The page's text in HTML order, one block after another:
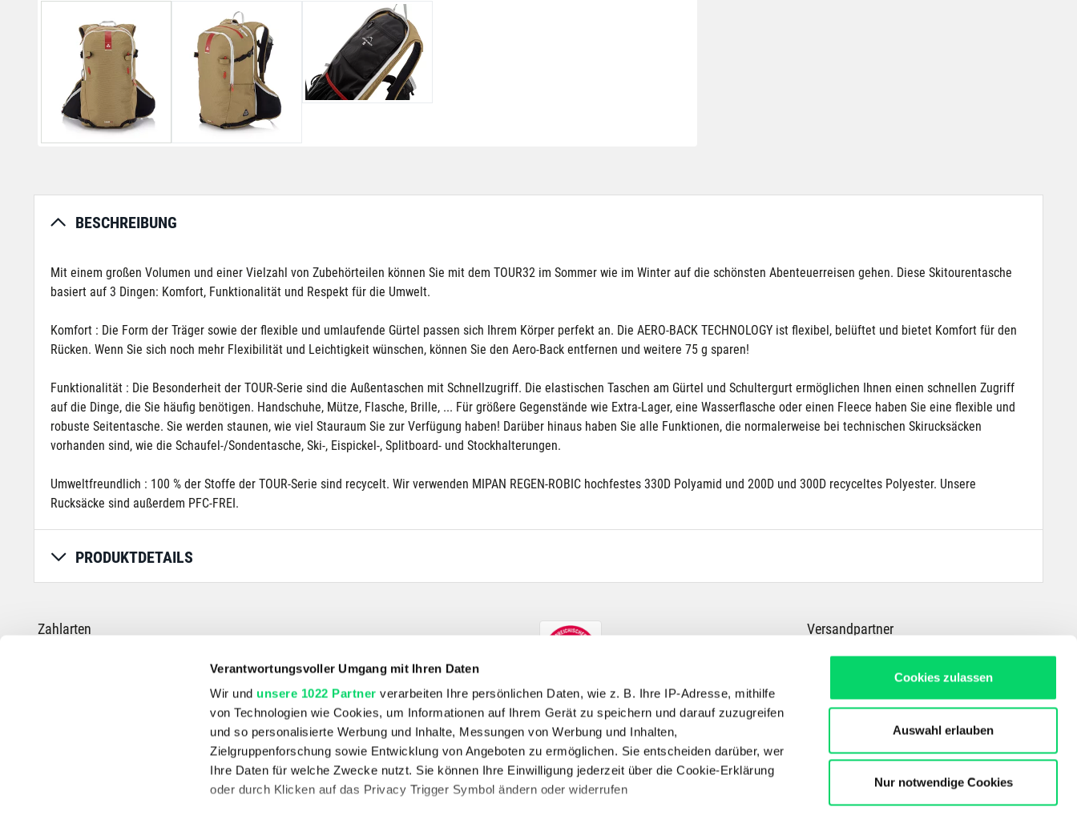
Verantwortungsvoller Umgang mit Ihren Daten
Wir und unsere 1022 Partner verarbeiten Ihre persönlichen Daten, wie z. B. Ihre IP-Adresse, mithilfe
von Technologien wie Cookies, um Informationen auf Ihrem Gerät zu speichern und darauf zuzugreifen
und so personalisierte Werbung und Inhalte, Messungen von Werbung und Inhalten,
Zielgruppenforschung sowie Entwicklung von Angeboten zu ermöglichen. Sie entscheiden darüber, wer
Ihre Daten für welche Zwecke nutzt. Sie können Ihre Einwilligung jederzeit über die Cookie-Erklärung
oder durch Klicken auf das Privacy Trigger Symbol ändern oder widerrufen
Cookies zulassen
Auswahl erlauben
Nur notwendige Cookies
BESCHREIBUNG
Mit einem großen Volumen und einer Vielzahl von Zubehörteilen können Sie mit dem TOUR32 im Sommer wie im Winter auf die schönsten Abenteuerreisen gehen. Diese Skitourentasche
basiert auf 3 Dingen: Komfort, Funktionalität und Respekt für die Umwelt.
Komfort : Die Form der Träger sowie der flexible und umlaufende Gürtel passen sich Ihrem Körper perfekt an. Die AERO-BACK TECHNOLOGY ist flexibel, belüftet und bietet Komfort für den
Rücken. Wenn Sie sich noch mehr Flexibilität und Leichtigkeit wünschen, können Sie den Aero-Back entfernen und weitere 75 g sparen!
Funktionalität : Die Besonderheit der TOUR-Serie sind die Außentaschen mit Schnellzugriff. Die elastischen Taschen am Gürtel und Schultergurt ermöglichen Ihnen einen schnellen Zugriff
auf die Dinge, die Sie häufig benötigen. Handschuhe, Mütze, Flasche, Brille, ... Für größere Gegenstände wie Extra-Lager, eine Wasserflasche oder einen Fleece haben Sie eine flexible und
robuste Seitentasche. Sie werden staunen, wie viel Stauraum Sie zur Verfügung haben! Darüber hinaus haben Sie alle Funktionen, die normalerweise bei technischen Skirucksäcken
vorhanden sind, wie die Schaufel-/Sondentasche, Ski-, Eispickel-, Splitboard- und Stockhalterungen.
Umweltfreundlich : 100 % der Stoffe der TOUR-Serie sind recycelt. Wir verwenden MIPAN REGEN-ROBIC hochfestes 330D Polyamid und 200D und 300D recyceltes Polyester. Unsere
Rucksäcke sind außerdem PFC-FREI.
PRODUKTDETAILS
Zahlarten Versandpartner
*Die durchgestrichenen Preise entsprechen dem UVP des Herstellers.
SHOP
E-Bikes Fahrrad Outdoor Skitouren Wandern